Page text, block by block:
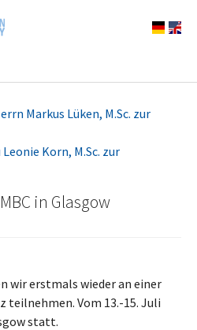
Markus Lüken, M.Sc. zur
Korn, M.Sc. zur
in Glasgow
wir erstmals wieder an einer
Vom 13.-15. Juli
statt.